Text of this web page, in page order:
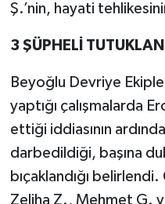
Ş.’nin, hayati
3 ŞÜPHELİ
Beyoğlu Devriye
yaptığı çalışmalarda
ettiği iddiasının
darbedildiği, başına
bıçaklandığı
Zeliha Z., Mehmet G.